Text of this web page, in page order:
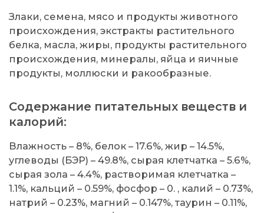
Злаки, семена, мясо и продукты животного
происхождения, экстракты растительного
белка, масла, жиры, продукты растительного
происхождения, минералы, яйца и яичные
продукты, моллюски и ракообразные.
Содержание питательных веществ и
калорий:
Влажность – 8%, белок – 17.6%, жир – 14.5%,
углеводы (БЭР) – 49.8%, сырая клетчатка – 5.6%,
сырая зола – 4.4%, растворимая клетчатка –
1.1%, кальций – 0.59%, фосфор – 0. , калий – 0.73%,
натрий – 0.23%, магний – 0.147%, таурин – 0.11%,